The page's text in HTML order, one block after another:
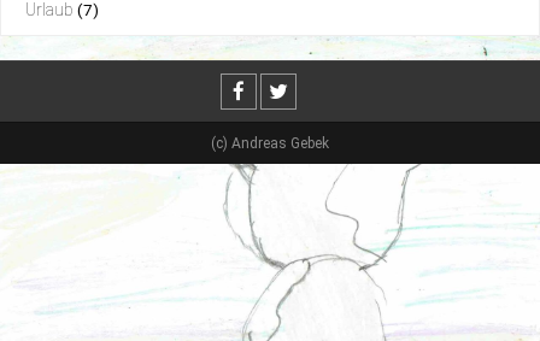
Urlaub (7)
(c) Andreas Gebek